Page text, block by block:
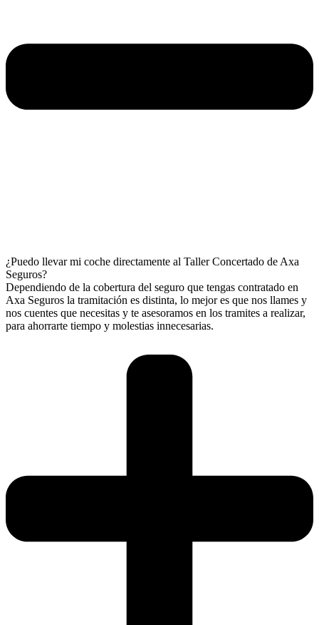
¿Puedo llevar mi coche directamente al Taller Concertado de Axa
Seguros?
Dependiendo de la cobertura del seguro que tengas contratado en
Axa Seguros la tramitación es distinta, lo mejor es que nos llames y
nos cuentes que necesitas y te asesoramos en los tramites a realizar,
para ahorrarte tiempo y molestias innecesarias.